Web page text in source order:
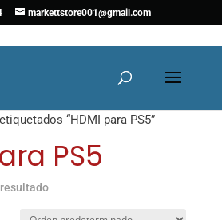
markettstore001@gmail.com
“HDMI para PS5”
PS5